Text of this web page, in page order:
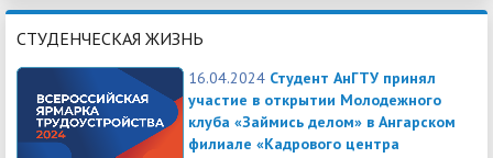
СТУДЕНЧЕСКАЯ ЖИЗНЬ
16.04.2024 Студент АнГТУ принял
участие в открытии Молодежного
клуба «Займись делом» в Ангарском
филиале «Кадрового центра